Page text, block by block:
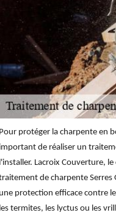
Pour protéger la charpente en
important de réaliser un
l'installer. Lacroix Couverture,
de charpente Serres
une protection efficace contre
les termites, les lyctus ou les